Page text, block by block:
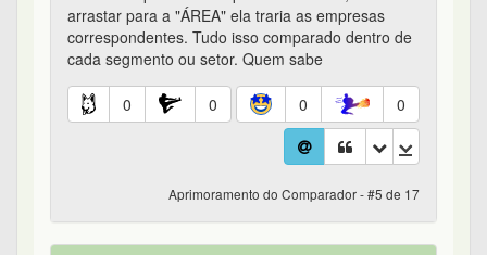
arrastar para a "ÁREA" ela traria as empresas
correspondentes. Tudo isso comparado dentro de
cada segmento ou setor. Quem sabe
0 0 0 0
Aprimoramento do Comparador - #5 de 17